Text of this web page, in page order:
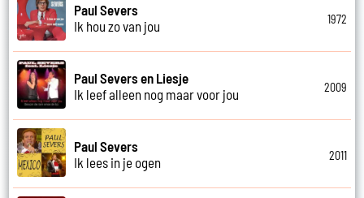
Paul Severs
Ik hou zo van jou
1972
Paul Severs en Liesje
Ik leef alleen nog maar voor jou
2009
Paul Severs
Ik lees in je ogen
2011